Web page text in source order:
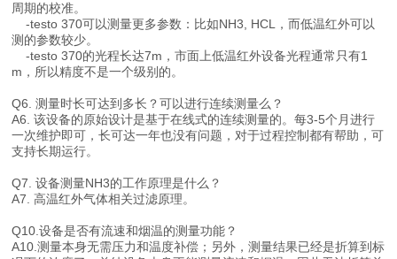
周期的校准。
-testo 370可以测量更多参数：比如NH3, HCL，而低温红外可以
测的参数较少。
-testo 370的光程长达7m，市面上低温红外设备光程通常只有1
m，所以精度不是一个级别的。
Q6. 测量时长可达到多长？可以进行连续测量么？
A6. 该设备的原始设计是基于在线式的连续测量的。每3-5个月进行
一次维护即可，长可达一年也没有问题，对于过程控制都有帮助，可
支持长期运行。
Q7. 设备测量NH3的工作原理是什么？
A7. 高温红外气体相关过滤原理。
Q10.设备是否有流速和烟温的测量功能？
A10.测量本身无需压力和温度补偿；另外，测量结果已经是折算到标